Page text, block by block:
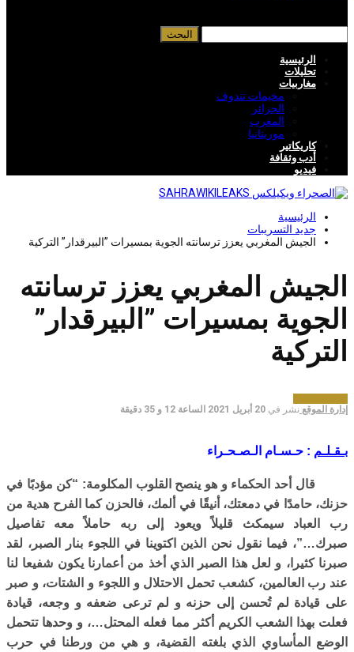
الرئيسية
تحليلات
مغاربيات
مخيمات تندوف
الجزائر
المغرب
موريتانيا
كاريكاتير
أدب وثقافة
فيديو
الرئيسية
جديد التسريبات
الجيش المغربي يعزز ترسانته الجوية بمسيرات ”البيرقدار” التركية
الجيش المغربي يعزز ترسانته
الجوية بمسيرات ”البيرقدار”
التركية
إدارة الموقع نشر في 20 أبريل 2021 الساعة 12 و 35 دقيقة
بـقـلـم : حـسـام الـصـحـراء
قال أحد الحكماء و هو ينصح القلوب المكلومة: “كن مؤدبًا في
حزنك، حامدًا في دمعتك، أنيقًا في ألمك، فالحزن كما الفرح هدية من
رب العباد سيمكث قليلاً ويعود إلى ربه حاملاً معه تفاصيل
صبرك…”، فيما نقول نحن الذين اكتوينا في اللجوء بنار الصبر، لقد
صبرنا كثيرا، و لعل هذا الصبر الذي أخذ من أعمارنا يكون شفيعا لنا
عند رب العالمين، كشعب تحمل الاحتلال و اللجوء و الشتات، و صبر
على قيادة لم تُحسن إلى حزنه و لم ترعى ضعفه و وجعه، قيادة
فعلت بهذا الشعب الكريم أكثر مما فعله المحتل…، و وحدها تتحمل
الوضع المأساوي الذي بلغته القضية، و هي من ورطنا في حرب